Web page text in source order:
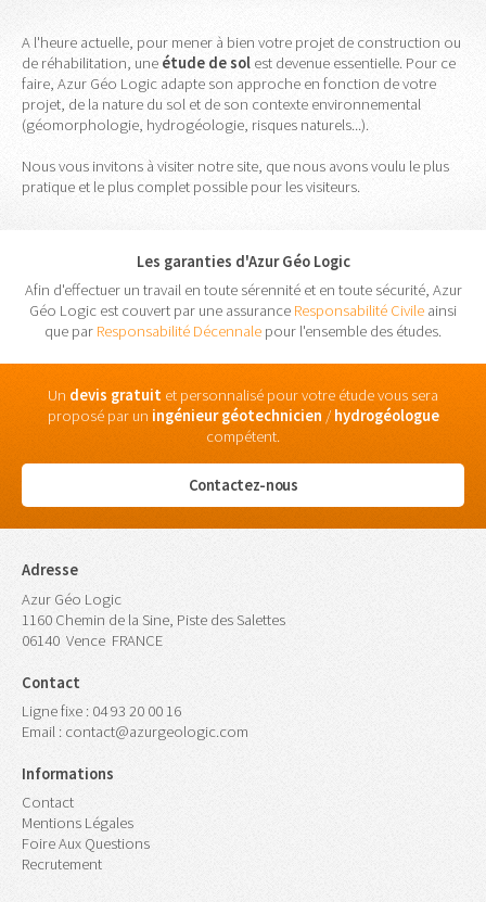
A l'heure actuelle, pour mener à bien votre projet de construction ou
de réhabilitation, une étude desol est devenue essentielle. Pour ce
faire, Azur Géo Logic adapte son approche en fonction de votre
projet, de la nature du sol et de son contexte environnemental
(géomorphologie, hydrogéologie, risques naturels...).
Nous vous invitons à visiter notre site, que nous avons voulu le plus
pratique et le plus complet possible pour les visiteurs.
Les garanties d'Azur Géo Logic
Afin d'effectuer un travail en toute sérennité et en toute sécurité, Azur
Géo Logic est couvert par une assurance Responsabilité Civile ainsi
que par Responsabilité Décennale pour l'ensemble des études.
Un devis gratuit et personnalisé pour votre étude vous sera
proposé par un ingénieur géotechnicien / hydrogéologue
compétent.
Contactez-nous
Adresse
Azur Géo Logic
1160 Chemin de la Sine, Piste des Salettes
06140 Vence FRANCE
Contact
Ligne fixe : 04 93 20 00 16
Email : contact@azurgeologic.com
Informations
Contact
Mentions Légales
Foire Aux Questions
Recrutement